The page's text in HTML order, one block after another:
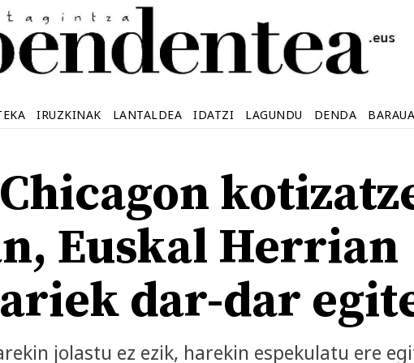
IRUZKINAK LANTALDEA IDATZI LAGUNDU DENDA
Euskal Herrian
dar-dar
jolastu ez ezik, harekin espekulatu ere